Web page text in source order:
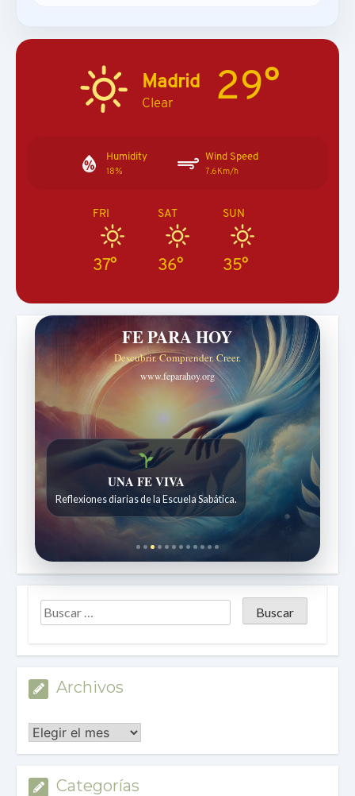
Madrid
Clear 29°
Humidity
18%
Wind Speed
7.6Km/h
FRI
37°
SAT
36°
SUN
35°
FE PARA HOY
Descubrir. Comprender. Creer.
www.feparahoy.org
UNA FE VIVA
Reflexiones diarias de la Escuela Sabática.
Historias bíblicas para maravillarse
Historias bíblicas para niños de 7 a 12 años.
Archivos
Archivos
Categorías